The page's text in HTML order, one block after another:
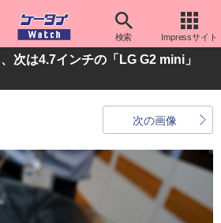
検索 Impressサイト
次は4.7インチの「LG G2 mini」
次の画像